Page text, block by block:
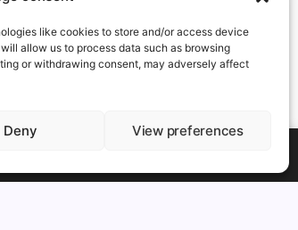
like cookies to store and/or access device
allow us to process data such as browsing
or withdrawing consent, may adversely affect
Deny View preferences